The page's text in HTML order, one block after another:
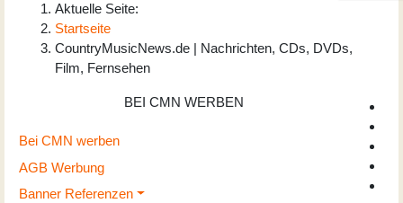
Aktuelle Seite:
Startseite
CountryMusicNews.de | Nachrichten, CDs, DVDs,
Film, Fernsehen
BEI CMN WERBEN
Bei CMN werben
AGB Werbung
Banner Referenzen